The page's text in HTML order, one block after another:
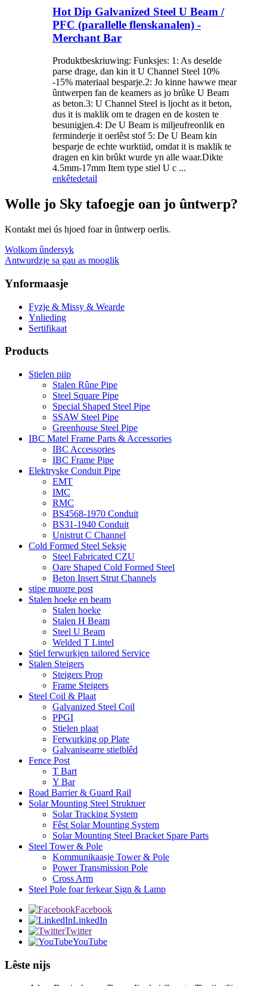
Hot Dip Galvanized Steel U Beam /
PFC (parallelle flenskanalen) -
Merchant Bar
Produktbeskriuwing: Funksjes: 1: As deselde
parse drage, dan kin it U Channel Steel 10%
-15% materiaal besparje.2: Jo kinne hawwe mear
ûntwerpen fan de keamers as jo brûke U Beam
as beton.3: U Channel Steel is ljocht as it beton,
dus it is maklik om te dragen en de kosten te
besunigjen.4: De U Beam is miljeufreonlik en
ferminderje it oerlêst stof 5: De U Beam kin
besparje de echte wurktiid, omdat it is maklik te
dragen en kin brûkt wurde yn alle waar.Dikte
4.5mm-17mm Item type stiel U c ...
enkêtedetail
Wolle jo Sky tafoegje oan jo ûntwerp?
Kontakt mei ús hjoed foar in ûntwerp oerlis.
Wolkom ûndersyk
Antwurdzje sa gau as mooglik
Ynformaasje
Fyzje & Missy & Wearde
Ynlieding
Sertifikaat
Products
Stielen piip
Stalen Rûne Pipe
Steel Square Pipe
Special Shaped Steel Pipe
SSAW Steel Pipe
Greenhouse Steel Pipe
IBC Matel Frame Parts & Accessories
IBC Accessories
IBC Frame Pipe
Elektryske Conduit Pipe
EMT
IMC
RMC
BS4568-1970 Conduit
BS31-1940 Conduit
Unistrut C Channel
Cold Formed Steel Seksje
Steel Fabricated CZU
Oare Shaped Cold Formed Steel
Beton Insert Strut Channels
stipe muorre post
Stalen hoeke en beam
Stalen hoeke
Stalen H Beam
Steel U Beam
Welded T Lintel
Stiel ferwurkjen tailored Service
Stalen Steigers
Steigers Prop
Frame Steigers
Steel Coil & Plaat
Galvanized Steel Coil
PPGI
Stielen plaat
Ferwurking op Plate
Galvanisearre stielblêd
Fence Post
T Bart
Y Bar
Road Barrier & Guard Rail
Solar Mounting Steel Struktuer
Solar Tracking System
Fêst Solar Mounting System
Solar Mounting Steel Bracket Spare Parts
Steel Tower & Pole
Kommunikaasje Tower & Pole
Power Transmission Pole
Cross Arm
Steel Pole foar ferkear Sign & Lamp
Facebook
LinkedIn
Twitter
YouTube
Lêste nijs